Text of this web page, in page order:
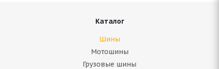
Каталог
Шины
Мотошины
Грузовые шины